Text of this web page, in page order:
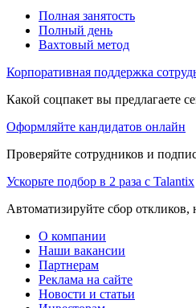
Полная занятость
Полный день
Вахтовый метод
Корпоративная поддержка
Какой соцпакет вы предлагаете
Оформляйте кандидатов онлайн
Проверяйте сотрудников и
Ускорьте подбор в 2 раза с Talantix
Автоматизируйте сбор откликов,
О компании
Наши вакансии
Партнерам
Реклама на сайте
Новости и статьи